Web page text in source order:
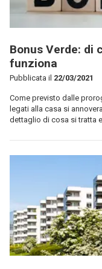
Bonus Verde: di
funziona
Pubblicata il 22/03/2021
Come previsto dalle
legati alla casa si
dettaglio di cosa si tratta